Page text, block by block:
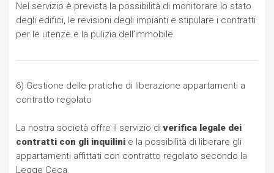
Nel servizio è prevista la possibilità di monitorare lo stato
degli edifici, le revisioni degli impianti e stipulare i contratti
per le utenze e la pulizia dell’immobile.
6) Gestione delle pratiche di liberazione appartamenti a
contratto regolato
La nostra società offre il servizio diverifica legale dei
contratti con gli inquilini e la possibilità di liberare gli
appartamenti affittati con contratto regolato secondo la
Legge Ceca.